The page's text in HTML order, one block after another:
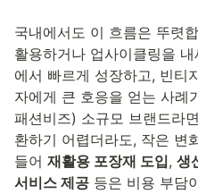
국내에서도 이 흐름은 뚜렷
활용하거나 업사이클링을
에서 빠르게 성장하고, 빈티
자에게 큰 호응을 얻는 사례
패션비즈) 소규모 브랜드라
환하기 어렵더라도, 작은 변
들어 재활용 포장재 도입, 생
서비스 제공 등은 비용 부담